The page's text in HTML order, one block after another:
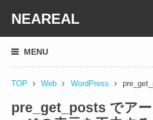
NEAREAL
MENU
TOP Web WordPress
pre_get_posts でア